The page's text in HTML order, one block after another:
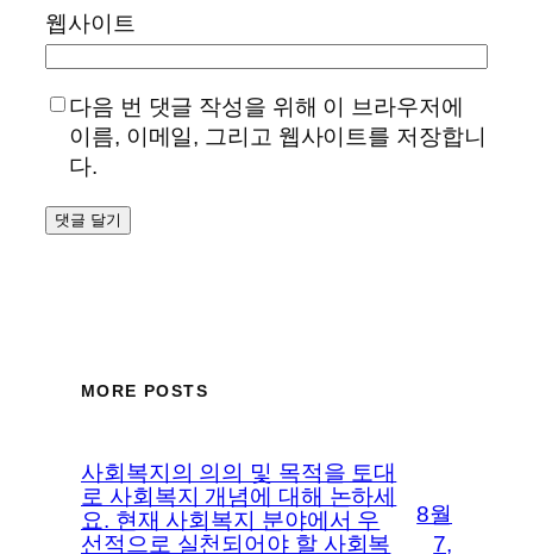
웹사이트
다음 번 댓글 작성을 위해 이 브라우저에
이름, 이메일, 그리고 웹사이트를 저장합니
다.
MORE POSTS
사회복지의 의의 및 목적을 토대
로 사회복지 개념에 대해 논하세
요. 현재 사회복지 분야에서 우
선적으로 실천되어야 할 사회복
8월
7,